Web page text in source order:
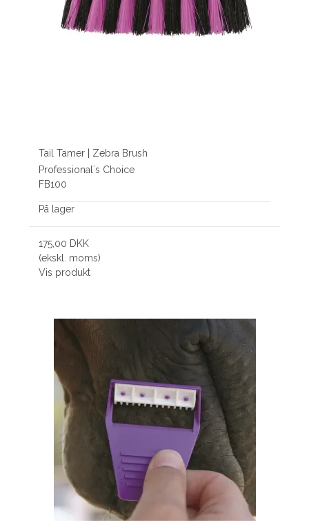
Tail Tamer | Zebra Brush
Professional´s Choice
FB100
På lager
175,00 DKK
(ekskl. moms)
Vis produkt